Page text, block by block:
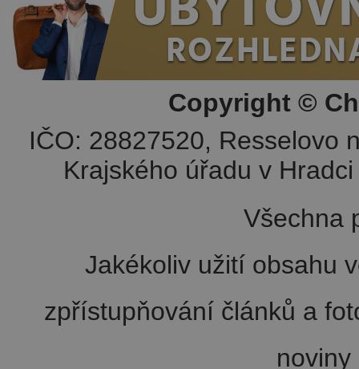
Copyright ©
IČO: 28827520, Resselovo
Krajského úřadu v
Všechna
Jakékoliv užití obsahu
zpřístupňování článků a